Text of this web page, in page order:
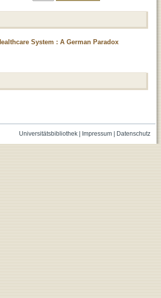
System : A German Paradox
Universitätsbibliothek| Impressum| Datenschutz